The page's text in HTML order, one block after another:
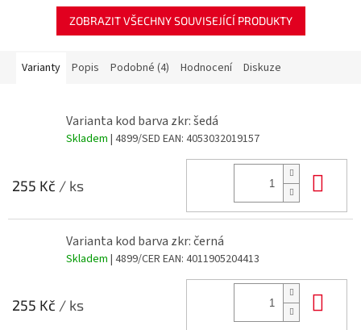
ZOBRAZIT VŠECHNY SOUVISEJÍCÍ PRODUKTY
Varianty Popis Podobné (4) Hodnocení Diskuze
Varianta kod barva zkr: šedá
Skladem | 4899/SED EAN: 4053032019157
255 Kč / ks
Varianta kod barva zkr: černá
Skladem | 4899/CER EAN: 4011905204413
255 Kč / ks